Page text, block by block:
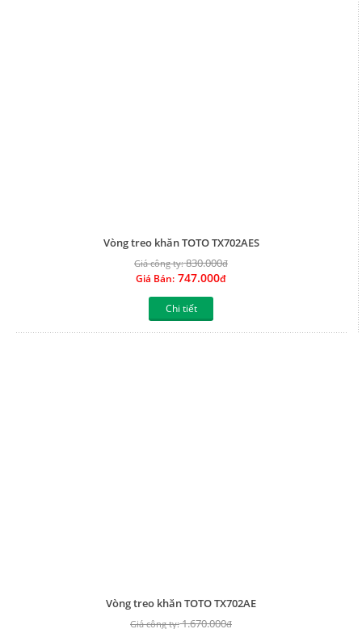
Vòng treo khăn TOTO TX702AES
Giá công ty:830.000đ
Giá Bán: 747.000đ
Chi tiết
Vòng treo khăn TOTO TX702AE
Giá công ty:1.670.000đ